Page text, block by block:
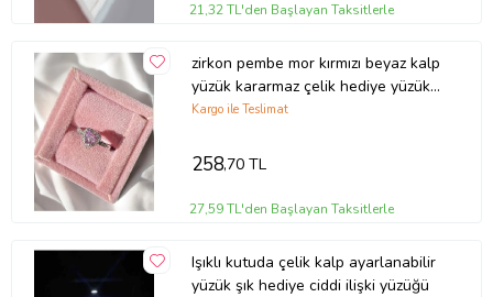
21,32 TL'den Başlayan Taksitlerle
zirkon pembe mor kırmızı beyaz kalp
yüzük kararmaz çelik hediye yüzük
ciddi ilişki yüzüğü
Kargo ile Teslimat
258,70 TL
27,59 TL'den Başlayan Taksitlerle
Işıklı kutuda çelik kalp ayarlanabilir
yüzük şık hediye ciddi ilişki yüzüğü